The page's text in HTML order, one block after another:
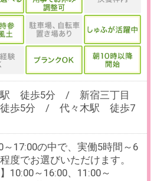
バシーポリシー
イトマップ 推奨環境
のご意見・ご要望・ご指
Inc.